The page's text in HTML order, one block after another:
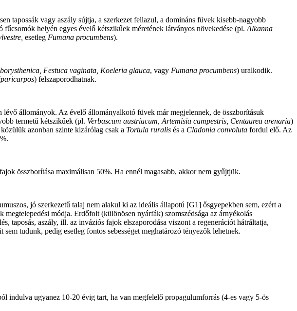
tapossák vagy aszály sújtja, a szerkezet fellazul, a domináns füvek kisebb-nagyobb
helyén egyes évelő kétszikűek méretének látványos növekedése (pl. Alkanna
esetleg Fumana procumbens).
Festuca vaginata, Koeleria glauca, vagy Fumana procumbens) uralkodik.
) felszaporodhatnak.
lévő állományok. Az évelő állományalkotó füvek már megjelennek, de összborításuk
termetű kétszikűek (pl. Verbascum austriacum, Artemisia campestris, Centaurea arenaria)
azonban szinte kizárólag csak a Tortula ruralis és a Cladonia convoluta fordul elő. Az
összborítása maximálisan 50%. Ha ennél magasabb, akkor nem gyűjtjük.
jó szerkezetű talaj nem alakul ki az ideális állapotú [G1] ősgyepekben sem, ezért a
megtelepedési módja. Erdőfolt (különösen nyárfák) szomszédsága az árnyékolás
taposás, aszály, ill. az inváziós fajok elszaporodása viszont a regenerációt hátráltatja,
tudunk, pedig esetleg fontos sebességet meghatározó tényezők lehetnek.
indulva ugyanez 10-20 évig tart, ha van megfelelő propagulumforrás (4-es vagy 5-ös